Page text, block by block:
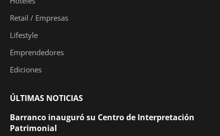
Retail / Empresas
Lifestyle
Emprendedores
Ediciones
ÚLTIMAS NOTICIAS
Barranco inauguró su Centro de Interpretación
Patrimonial